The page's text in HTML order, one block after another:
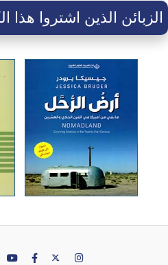
الزبائن الذين اشتروا هذا